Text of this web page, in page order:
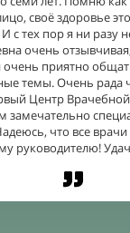
своё здоровье
с тех пор я ни разу
очень
приятно
темы. Очень рада
Центр
замечательно
что все врачи
руководителю!